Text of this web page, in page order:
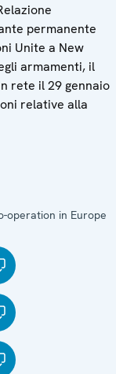
permanente
Unite a New
armamenti, il
rete il 29 gennaio
relative alla
operation in Europe